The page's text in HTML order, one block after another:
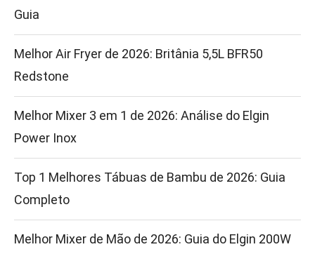
Guia
Melhor Air Fryer de 2026: Britânia 5,5L BFR50
Redstone
Melhor Mixer 3 em 1 de 2026: Análise do Elgin
Power Inox
Top 1 Melhores Tábuas de Bambu de 2026: Guia
Completo
Melhor Mixer de Mão de 2026: Guia do Elgin 200W